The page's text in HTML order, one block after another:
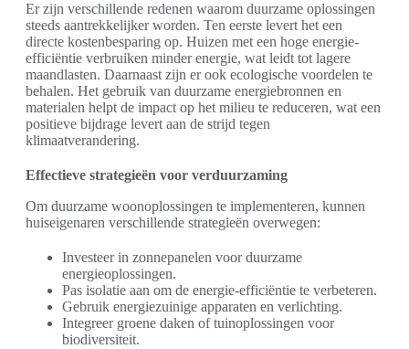
Er zijn verschillende redenen waarom duurzame oplossingen
steeds aantrekkelijker worden. Ten eerste levert het een
directe kostenbesparing op. Huizen met een hoge energie-
efficiëntie verbruiken minder energie, wat leidt tot lagere
maandlasten. Daarnaast zijn er ook ecologische voordelen te
behalen. Het gebruik van duurzame energiebronnen en
materialen helpt de impact op het milieu te reduceren, wat een
positieve bijdrage levert aan de strijd tegen
klimaatverandering.
Effectieve strategieën voor verduurzaming
Om duurzame woonoplossingen te implementeren, kunnen
huiseigenaren verschillende strategieën overwegen:
Investeer in zonnepanelen voor duurzame
energieoplossingen.
Pas isolatie aan om de energie-efficiëntie te verbeteren.
Gebruik energiezuinige apparaten en verlichting.
Integreer groene daken of tuinoplossingen voor
biodiversiteit.